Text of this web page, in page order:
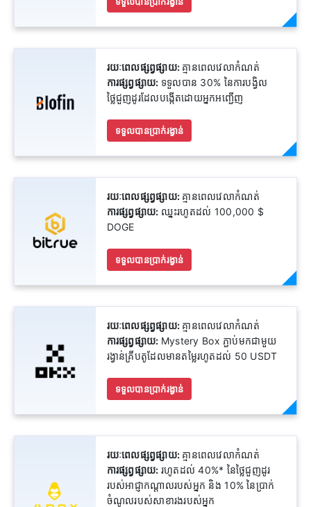
រយៈពេលផ្សព្វផ្សាយ: គ្មានពេលវេលាកំណត់
ការផ្សព្វផ្សាយ: ទទួលបាន 30% នៃការបង្វិល
ថ្លៃជួញដូរដែលបង្កើតដោយអ្នកអញ្ជើញ
ទទួលបានប្រាក់រង្វាន់
រយៈពេលផ្សព្វផ្សាយ: គ្មានពេលវេលាកំណត់
ការផ្សព្វផ្សាយ: ឈ្នះរហូតដល់ 100,000 $
DOGE
ទទួលបានប្រាក់រង្វាន់
រយៈពេលផ្សព្វផ្សាយ: គ្មានពេលវេលាកំណត់
ការផ្សព្វផ្សាយ: Mystery Box ភ្ជាប់មកជាមួយ
រង្វាន់គ្រីបតូដែលមានតម្លៃរហូតដល់ 50 USDT
ទទួលបានប្រាក់រង្វាន់
រយៈពេលផ្សព្វផ្សាយ: គ្មានពេលវេលាកំណត់
ការផ្សព្វផ្សាយ: រហូតដល់ 40%* នៃថ្លៃជួញដូរ
របស់អាជ្ញាកណ្តាលរបស់អ្នក និង 10% នៃប្រាក់
ចំណូលរបស់សាខារងរបស់អ្នក